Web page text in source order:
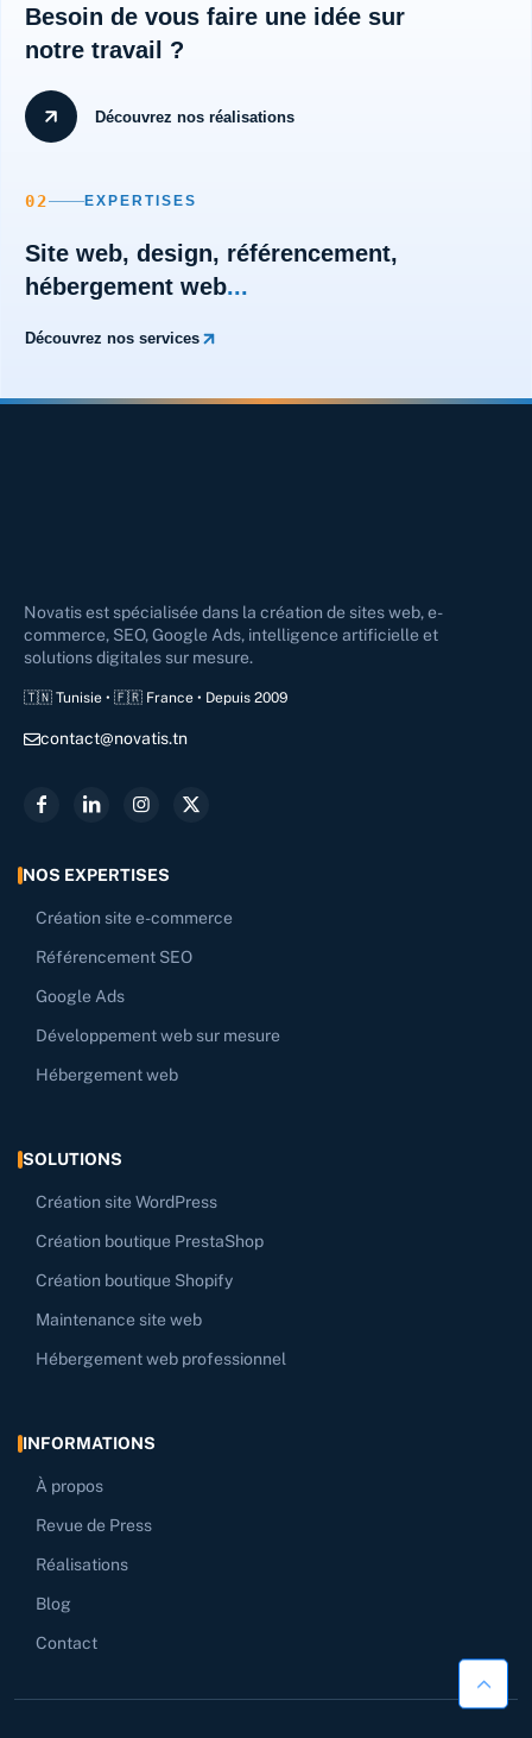
Besoin de vous faire une idée sur
notre travail ?
Découvrez nos réalisations
02 EXPERTISES
Site web, design, référencement,
hébergement web...
Découvrez nos services
Novatis est spécialisée dans la création de sites web, e-
commerce, SEO, Google Ads, intelligence artificielle et
solutions digitales sur mesure.
🇹🇳 Tunisie • 🇫🇷 France • Depuis 2009
contact@novatis.tn
NOS EXPERTISES
Création site e-commerce
Référencement SEO
Google Ads
Développement web sur mesure
Hébergement web
SOLUTIONS
Création site WordPress
Création boutique PrestaShop
Création boutique Shopify
Maintenance site web
Hébergement web professionnel
INFORMATIONS
À propos
Revue de Press
Réalisations
Blog
Contact